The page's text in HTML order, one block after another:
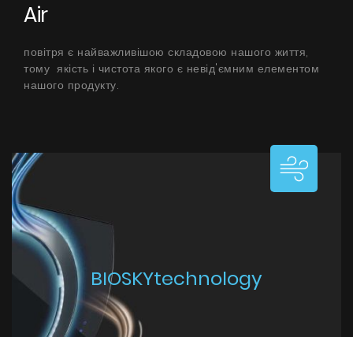
Поради
Сервіс
Інструкції
Air
повітря є найважливішою складовою нашого життя,
тому якість і чистота якого є невід'ємним елементом
нашого продукту.
BIOSKYtechnology